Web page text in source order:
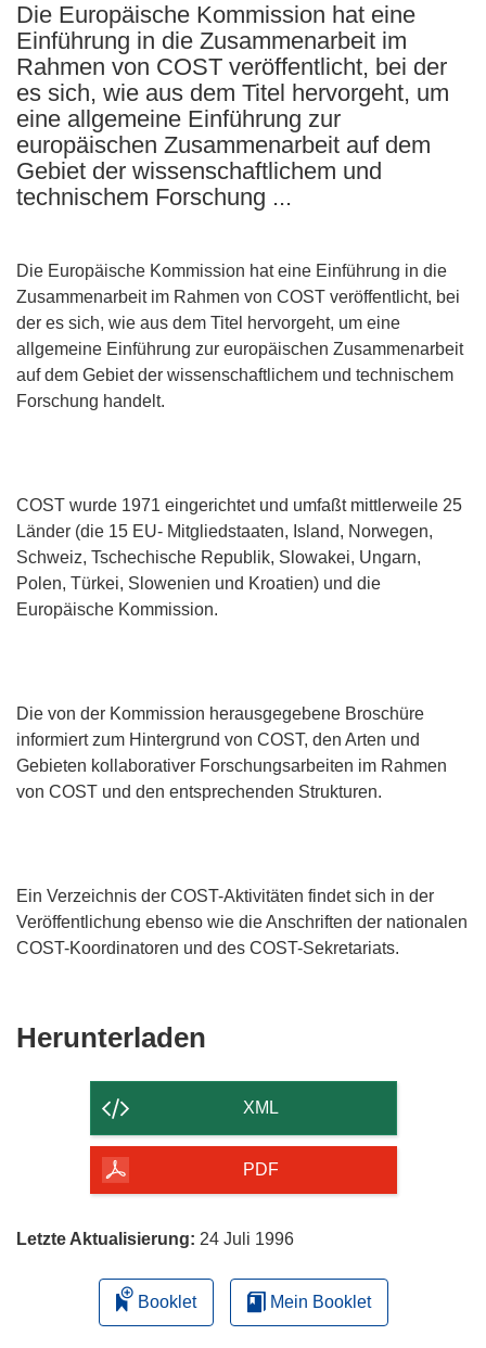
Die Europäische Kommission hat eine
Einführung in die Zusammenarbeit im
Rahmen von COST veröffentlicht, bei der
es sich, wie aus dem Titel hervorgeht, um
eine allgemeine Einführung zur
europäischen Zusammenarbeit auf dem
Gebiet der wissenschaftlichem und
technischem Forschung ...
Die Europäische Kommission hat eine Einführung in die
Zusammenarbeit im Rahmen von COST veröffentlicht, bei
der es sich, wie aus dem Titel hervorgeht, um eine
allgemeine Einführung zur europäischen Zusammenarbeit
auf dem Gebiet der wissenschaftlichem und technischem
Forschung handelt.
COST wurde 1971 eingerichtet und umfaßt mittlerweile 25
Länder (die 15 EU- Mitgliedstaaten, Island, Norwegen,
Schweiz, Tschechische Republik, Slowakei, Ungarn,
Polen, Türkei, Slowenien und Kroatien) und die
Europäische Kommission.
Die von der Kommission herausgegebene Broschüre
informiert zum Hintergrund von COST, den Arten und
Gebieten kollaborativer Forschungsarbeiten im Rahmen
von COST und den entsprechenden Strukturen.
Ein Verzeichnis der COST-Aktivitäten findet sich in der
Veröffentlichung ebenso wie die Anschriften der nationalen
COST-Koordinatoren und des COST-Sekretariats.
Herunterladen
der
Seite
herunterladen
XML
PDF
Letzte Aktualisierung: 24 Juli 1996
Booklet Mein Booklet